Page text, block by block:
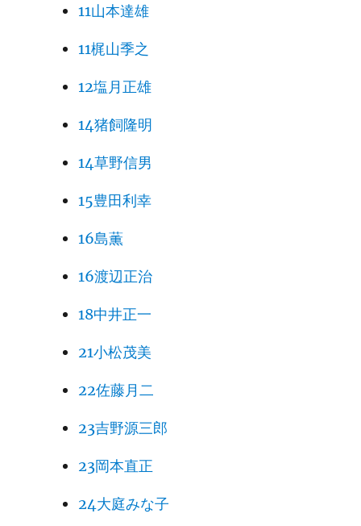
11山本達雄
11梶山季之
12塩月正雄
14猪飼隆明
14草野信男
15豊田利幸
16島薫
16渡辺正治
18中井正一
21小松茂美
22佐藤月二
23吉野源三郎
23岡本直正
24大庭みな子